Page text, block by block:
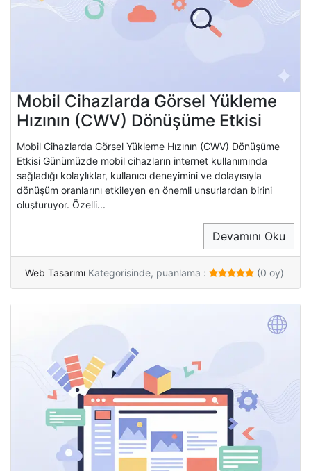
Mobil Cihazlarda Görsel Yükleme
Hızının (CWV) Dönüşüme Etkisi
Mobil Cihazlarda Görsel Yükleme Hızının (CWV) Dönüşüme
Etkisi Günümüzde mobil cihazların internet kullanımında
sağladığı kolaylıklar, kullanıcı deneyimini ve dolayısıyla
dönüşüm oranlarını etkileyen en önemli unsurlardan birini
oluşturuyor. Özelli...
Devamını Oku
Web Tasarımı Kategorisinde, puanlama : (0 oy)